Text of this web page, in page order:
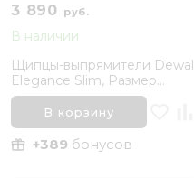
3 890 руб.
В наличии
Щипцы-выпрямители Dewal
Elegance Slim, Размер
пластин 25-110 мм
В корзину
+389 бонусов